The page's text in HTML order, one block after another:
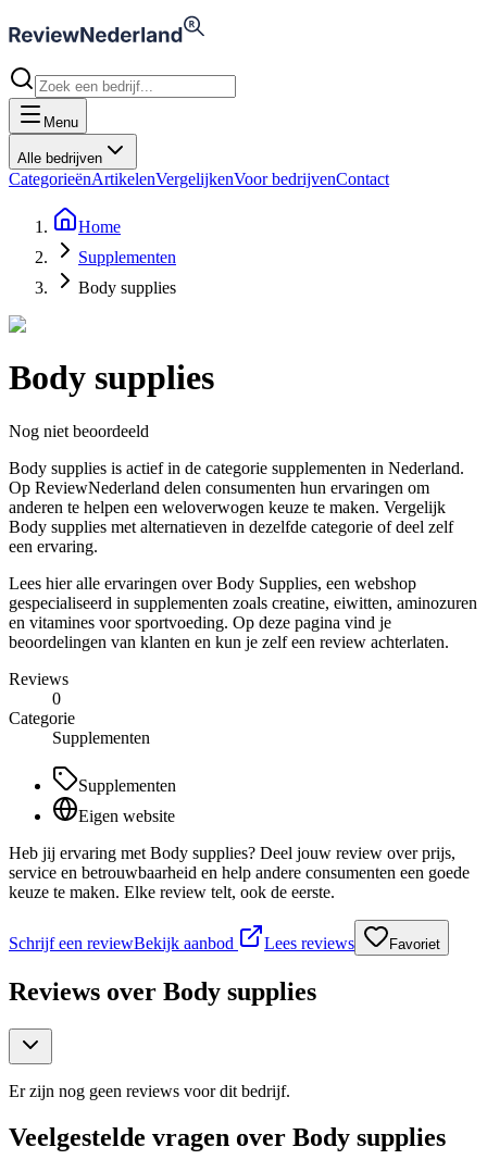
Menu
Alle bedrijven
CategorieënArtikelenVergelijkenVoor bedrijvenContact
Home
Supplementen
Body supplies
Body supplies
Nog niet beoordeeld
Body supplies is actief in de categorie supplementen in Nederland.
Op ReviewNederland delen consumenten hun ervaringen om
anderen te helpen een weloverwogen keuze te maken. Vergelijk
Body supplies met alternatieven in dezelfde categorie of deel zelf
een ervaring.
Lees hier alle ervaringen over Body Supplies, een webshop
gespecialiseerd in supplementen zoals creatine, eiwitten, aminozuren
en vitamines voor sportvoeding. Op deze pagina vind je
beoordelingen van klanten en kun je zelf een review achterlaten.
Reviews
0
Categorie
Supplementen
Supplementen
Eigen website
Heb jij ervaring met Body supplies? Deel jouw review over prijs,
service en betrouwbaarheid en help andere consumenten een goede
keuze te maken. Elke review telt, ook de eerste.
Schrijf een reviewBekijk aanbod Lees reviews Favoriet
Reviews over Body supplies
Er zijn nog geen reviews voor dit bedrijf.
Veelgestelde vragen over Body supplies